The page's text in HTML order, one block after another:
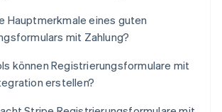
Hauptmerkmale eines guten
mit Zahlung?
können Registrierungsformulare mit
erstellen?